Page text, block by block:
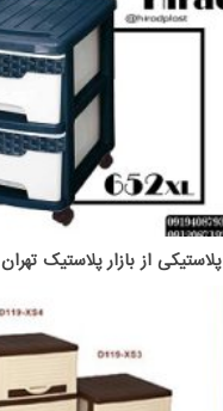
از بازار پلاستیک تهران